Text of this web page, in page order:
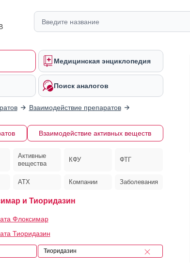
Медицинская энциклопедия
Поиск аналогов
Взаимодействие препаратов
Взаимодействие активных веществ
Активные
вещества
КФУ ФТГ
АТХ Компании Заболевания
и Тиоридазин
Флоксимар
Тиоридазин